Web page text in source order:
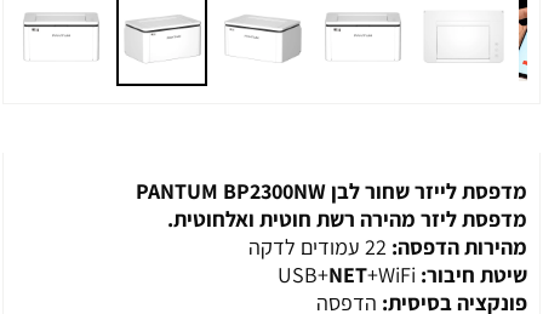
מדפסת לייזר שחור לבן PANTUM BP2300NW
מדפסת ליזר מהירה רשת חוטית ואלחוטית.
מהירות הדפסה:
שיטת חיבור:
NET+WiFi
פונקציה בסיסית: הדפסה